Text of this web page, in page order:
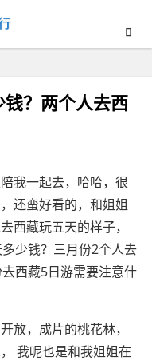
？两个人去西
我一起去，哈哈，很
还蛮好看的，和姐姐
西藏玩五天的样子，
少钱？三月份2个人去
西藏5日游需要注意什
放，成片的桃花林，
我呢也是和我姐姐在